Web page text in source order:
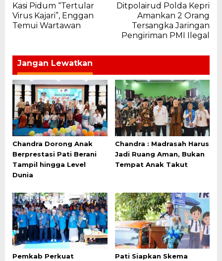
pos
Kasi Pidum “Tertular
Virus Kajari”, Enggan
Temui Wartawan
Ditpolairud Polda Kepri
Amankan 2 Orang
Tersangka Jaringan
Pengiriman PMI Ilegal
Jangan Lewatkan
Chandra Dorong Anak
Berprestasi Pati Berani
Tampil hingga Level
Dunia
Chandra : Madrasah Harus
Jadi Ruang Aman, Bukan
Tempat Anak Takut
Pemkab Perkuat
Pati Siapkan Skema